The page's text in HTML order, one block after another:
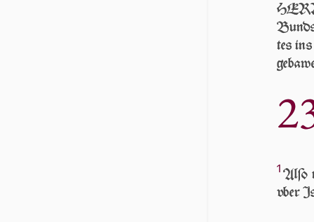
tes
1 Al­ſo
vber